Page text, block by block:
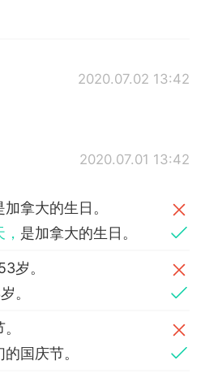
2020.07.02 13:42
2020.07.01 13:42
拿大的生日。
， 是加拿大的生日。
岁。
。
国庆节。